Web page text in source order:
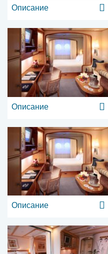
Описание
Описание
Описание